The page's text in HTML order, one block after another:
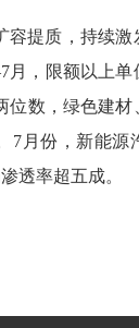
容提质，持续
月，限额以上单
位数，绿色建材
7月份，新能源
透率超五成。